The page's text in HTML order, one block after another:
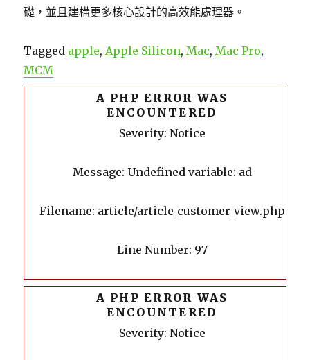
礎，並且建構更多核心設計的高效能處理器。
Tagged apple, Apple Silicon, Mac, Mac Pro,
MCM
A PHP ERROR WAS
ENCOUNTERED
Severity: Notice
Message: Undefined variable: ad
Filename: article/article_customer_view.php
Line Number: 97
A PHP ERROR WAS
ENCOUNTERED
Severity: Notice